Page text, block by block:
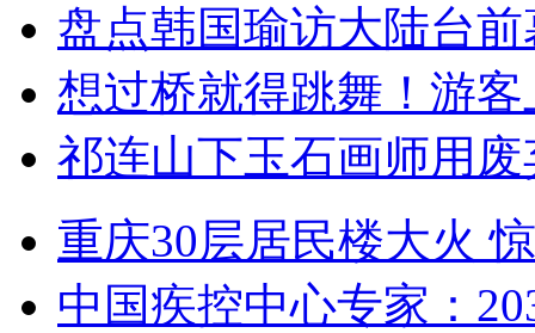
盘点韩国瑜访大陆台
想过桥就得跳舞！游客
祁连山下玉石画师用
重庆30层居民楼大火
中国疾控中心专家：